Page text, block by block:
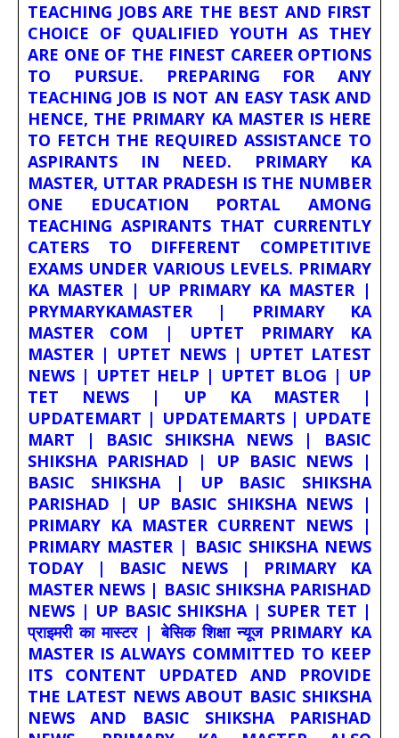
TEACHING JOBS ARE THE BEST AND FIRST
CHOICE OF QUALIFIED YOUTH AS THEY
ARE ONE OF THE FINEST CAREER OPTIONS
TO PURSUE. PREPARING FOR ANY
TEACHING JOB IS NOT AN EASY TASK AND
HENCE, THE PRIMARY KA MASTER IS HERE
TO FETCH THE REQUIRED ASSISTANCE TO
ASPIRANTS IN NEED. PRIMARY KA
MASTER, UTTAR PRADESH IS THE NUMBER
ONE EDUCATION PORTAL AMONG
TEACHING ASPIRANTS THAT CURRENTLY
CATERS TO DIFFERENT COMPETITIVE
EXAMS UNDER VARIOUS LEVELS. PRIMARY
KA MASTER | UP PRIMARY KA MASTER |
PRYMARYKAMASTER | PRIMARY KA
MASTER COM | UPTET PRIMARY KA
MASTER | UPTET NEWS | UPTET LATEST
NEWS | UPTET HELP | UPTET BLOG | UP
TET NEWS | UP KA MASTER |
UPDATEMART | UPDATEMARTS | UPDATE
MART | BASIC SHIKSHA NEWS | BASIC
SHIKSHA PARISHAD | UP BASIC NEWS |
BASIC SHIKSHA | UP BASIC SHIKSHA
PARISHAD | UP BASIC SHIKSHA NEWS |
PRIMARY KA MASTER CURRENT NEWS |
PRIMARY MASTER | BASIC SHIKSHA NEWS
TODAY | BASIC NEWS | PRIMARY KA
MASTER NEWS | BASIC SHIKSHA PARISHAD
NEWS | UP BASIC SHIKSHA | SUPER TET |
प्राइमरी का मास्टर | बेसिक शिक्षा न्यूज PRIMARY KA
MASTER IS ALWAYS COMMITTED TO KEEP
ITS CONTENT UPDATED AND PROVIDE
THE LATEST NEWS ABOUT BASIC SHIKSHA
NEWS AND BASIC SHIKSHA PARISHAD